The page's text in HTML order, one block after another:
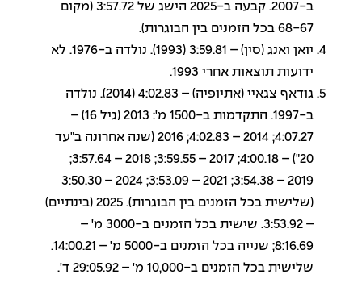
ב-2007. קבעה ב-2025 הישג של 3:57.72 (מקום
68-67 בכל הזמנים בין הבוגרות).
יואן ואנג (סין) – 3:59.81 (1993). נולדה ב-1976. לא
ידועות תוצאות אחרי 1993.
גודאף צגאיי (אתיופיה) – 4:02.83 (2014). נולדה
ב-1997. התקדמות ב-1500 מ': 2013 (גיל 16) –
4:07.27; 2014 – 4:02.83; 2016 (שנה אחרונה ב"עד
20") – 4:00.18; 2017 – 3:59.55; 2018 – 3:57.64;
2019 – 3:54.38; 2021 – 3:53.09; 2024 – 3:50.30
(שלישית בכל הזמנים בין הבוגרות). 2025 (בינתיים)
– 3:53.92. שישית בכל הזמנים ב-3000 מ' –
8:16.69; שנייה בכל הזמנים ב-5000 מ' – 14:00.21.
שלישית בכל הזמנים ב-10,000 מ' – 29:05.92 ד'.